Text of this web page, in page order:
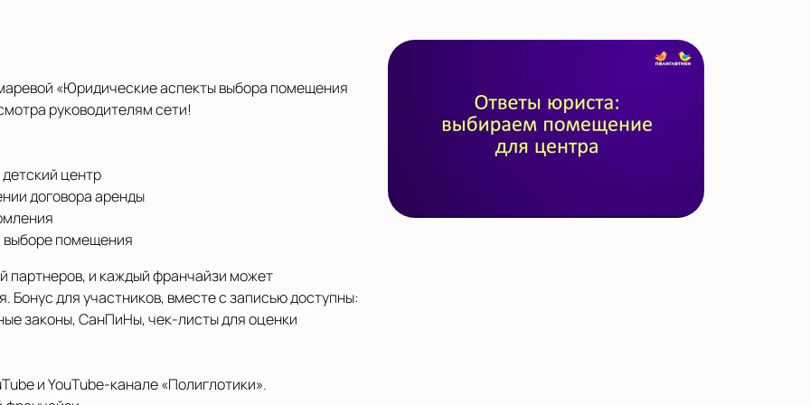
«Юридические аспекты выбора помещения
руководителям сети!
центр
договора аренды
выборе помещения
партнеров, и каждый франчайзи может
Бонус для участников, вместе с записью доступны:
законы, СанПиНы, чек-листы для оценки
и YouTube-канале «Полиглотики».